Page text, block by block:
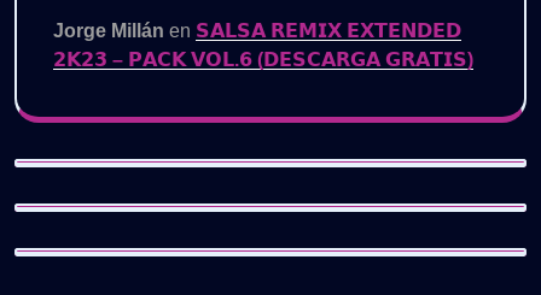
Jorge Millán en 𝗦𝗔𝗟𝗦𝗔 𝗥𝗘𝗠𝗜𝗫 𝗘𝗫𝗧𝗘𝗡𝗗𝗘𝗗
𝟮𝗞𝟮𝟯 – 𝗣𝗔𝗖𝗞 𝗩𝗢𝗟.𝟲 (𝗗𝗘𝗦𝗖𝗔𝗥𝗚𝗔 𝗚𝗥𝗔𝗧𝗜𝗦)